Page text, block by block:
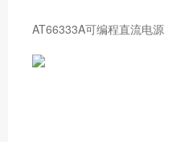
AT66333A可编程直流电源